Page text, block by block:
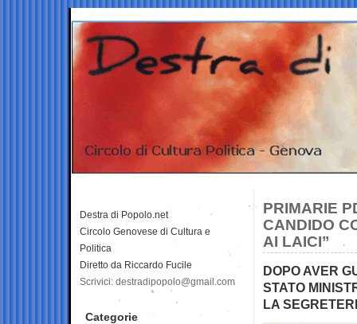
PRIMARIE
CANDIDO
AI LAICI”
DOPO AVER
STATO
LA
Destra di Popolo.net
Circolo Genovese di Cultura e
Politica
Diretto da Riccardo Fucile
Scrivici: destradipopolo@gmail.com
Categorie